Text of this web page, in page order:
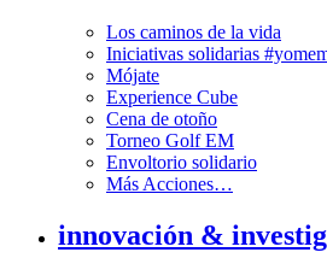
Los caminos de la vida
Iniciativas solidarias
Mójate
Experience Cube
Cena de otoño
Torneo Golf EM
Envoltorio solidario
Más Acciones…
innovación &